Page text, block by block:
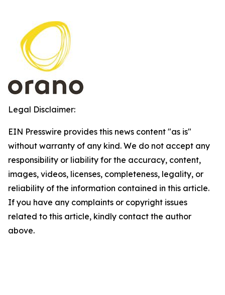
Legal Disclaimer:
EIN Presswire provides this news content "as is"
without warranty of any kind. We do not accept any
responsibility or liability for the accuracy, content,
images, videos, licenses, completeness, legality, or
reliability of the information contained in this article.
If you have any complaints or copyright issues
related to this article, kindly contact the author
above.